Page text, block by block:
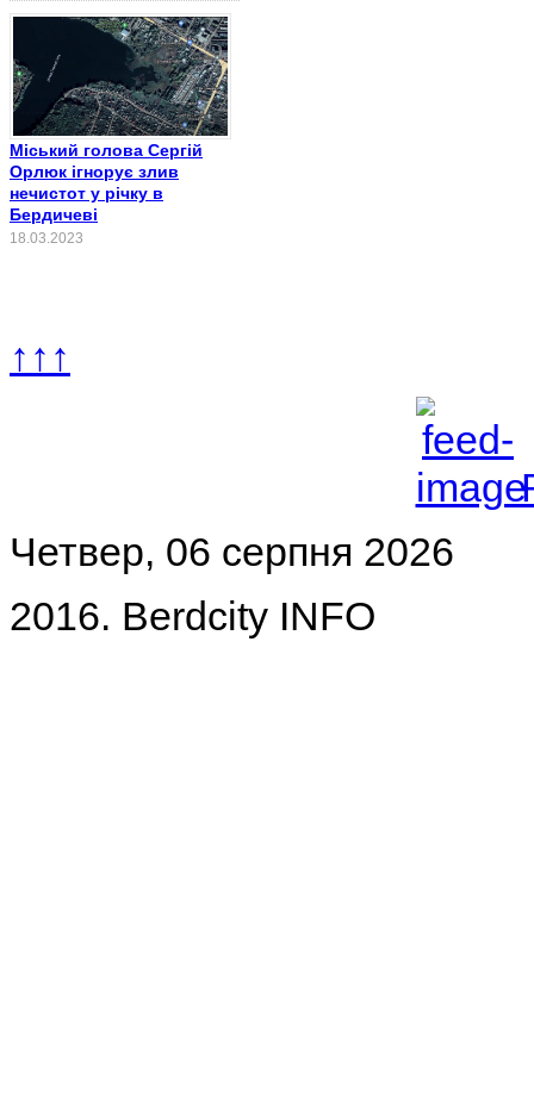
Міський голова Сергій
Орлюк ігнорує злив
нечистот у річку в
Бердичеві
18.03.2023
↑↑↑
Четвер, 06 серпня 2026
2016. Berdcity INFO